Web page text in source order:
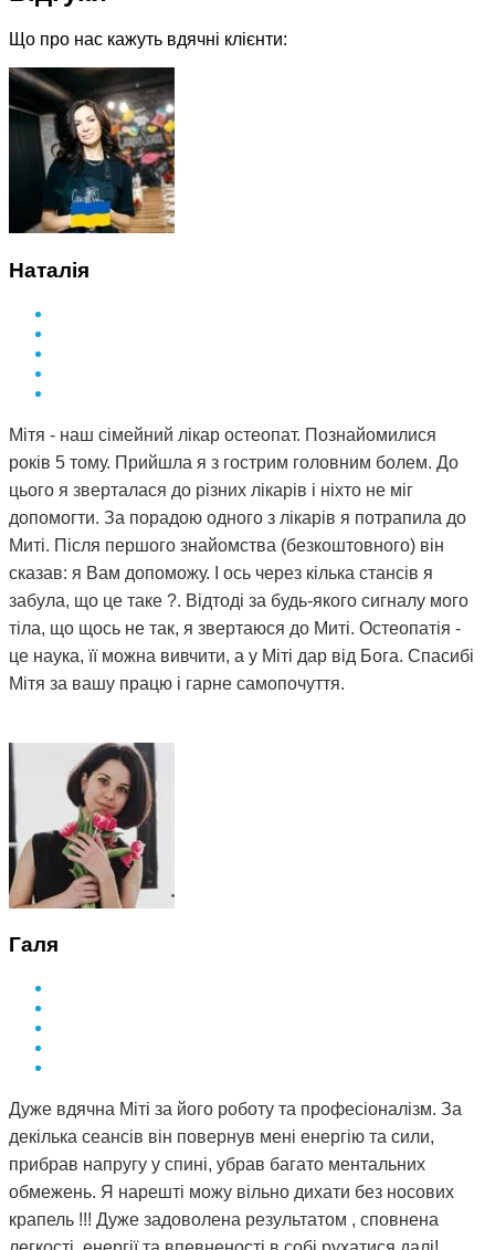
Що про нас кажуть вдячні клієнти:
Наталія
Мітя - наш сімейний лікар остеопат. Познайомилися
років 5 тому. Прийшла я з гострим головним болем. До
цього я зверталася до різних лікарів і ніхто не міг
допомогти. За порадою одного з лікарів я потрапила до
Миті. Після першого знайомства (безкоштовного) він
сказав: я Вам допоможу. І ось через кілька стансів я
забула, що це таке ?. Відтоді за будь-якого сигналу мого
тіла, що щось не так, я звертаюся до Миті. Остеопатія -
це наука, її можна вивчити, а у Міті дар від Бога. Спасибі
Мітя за вашу працю і гарне самопочуття.
Галя
Дуже вдячна Міті за його роботу та професіоналізм. За
декілька сеансів він повернув мені енергію та сили,
прибрав напругу у спині, убрав багато ментальних
обмежень. Я нарешті можу вільно дихати без носових
крапель !!! Дуже задоволена результатом , сповнена